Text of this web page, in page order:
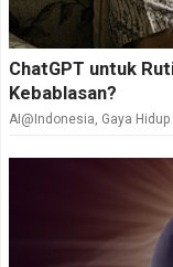
ChatGPT untuk
Kebablasan?
AI@Indonesia Gaya Hidup